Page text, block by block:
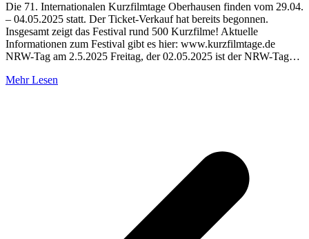
Die 71. Internationalen Kurzfilmtage Oberhausen finden vom 29.04.
– 04.05.2025 statt. Der Ticket-Verkauf hat bereits begonnen.
Insgesamt zeigt das Festival rund 500 Kurzfilme! Aktuelle
Informationen zum Festival gibt es hier: www.kurzfilmtage.de
NRW-Tag am 2.5.2025 Freitag, der 02.05.2025 ist der NRW-Tag…
Mehr Lesen